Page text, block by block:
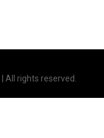
| All rights reserved.